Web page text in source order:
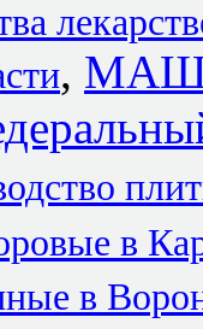
,
в
в